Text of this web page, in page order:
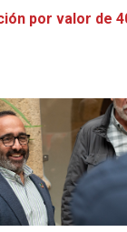
por valor de